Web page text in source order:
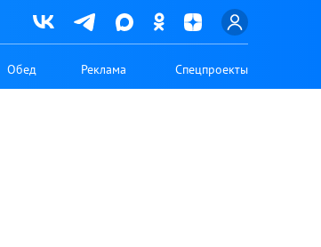
Обед Реклама Спецпроекты